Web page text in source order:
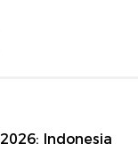
Indonesia